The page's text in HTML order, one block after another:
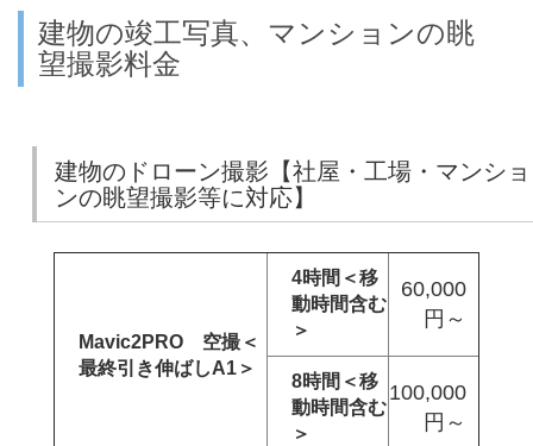
建物の竣工写真、マンションの眺
望撮影料金
建物のドローン撮影【社屋・工場・マンショ
ンの眺望撮影等に対応】
Mavic2PRO 空撮＜
最終引き伸ばしA1＞
4時間＜移
動時間含む
＞
60,000
円～
8時間＜移
動時間含む
＞
100,000
円～